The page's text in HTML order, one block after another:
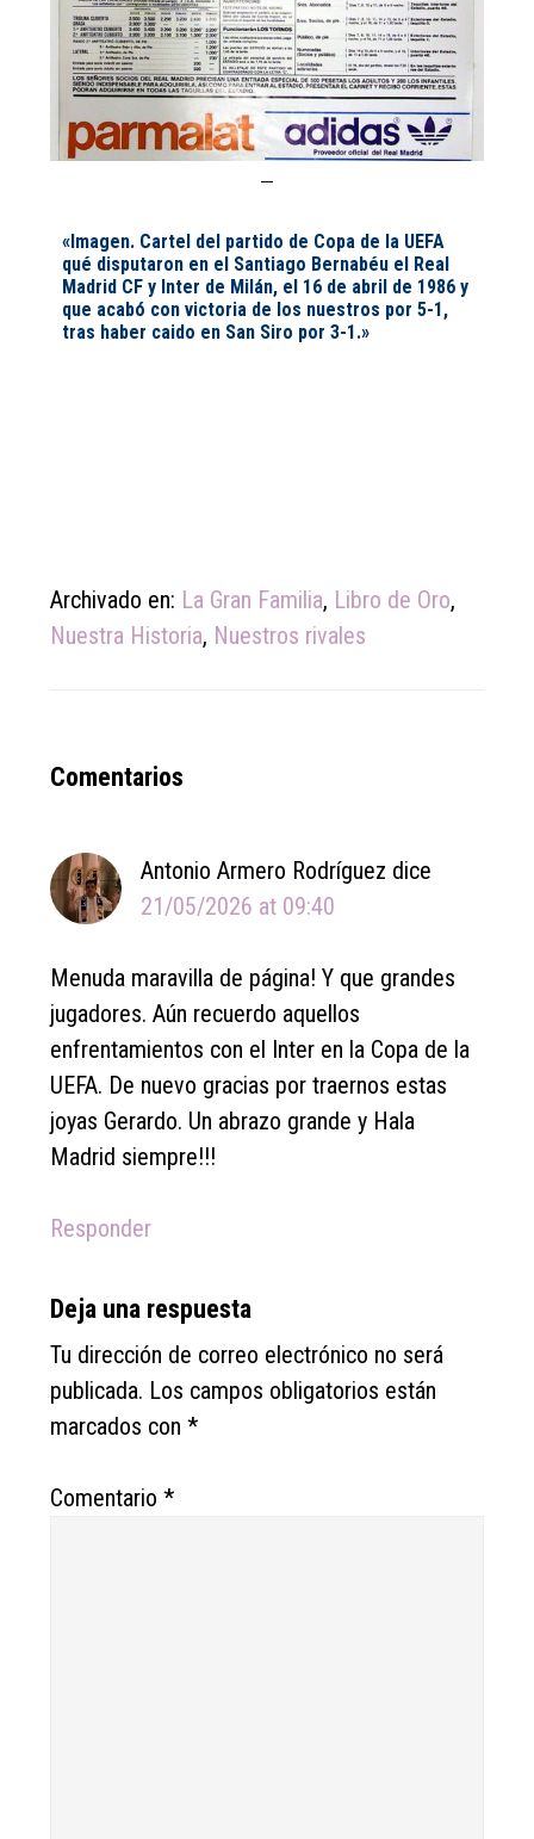
«Imagen. Cartel del partido de Copa de la UEFA
qué disputaron en el Santiago Bernabéu el Real
Madrid CF y Inter de Milán, el 16 de abril de 1986 y
que acabó con victoria de los nuestros por 5-1,
tras haber caido en San Siro por 3-1.»
Archivado en: La Gran Familia, Libro de Oro,
Nuestra Historia, Nuestros rivales
Reader
Comentarios
Antonio Armero Rodríguez dice
21/05/2026 at 09:40
Menuda maravilla de página! Y que grandes
jugadores. Aún recuerdo aquellos
enfrentamientos con el Inter en la Copa de la
UEFA. De nuevo gracias por traernos estas
joyas Gerardo. Un abrazo grande y Hala
Madrid siempre!!!
Responder
Deja una respuesta
Tu dirección de correo electrónico no será
publicada. Los campos obligatorios están
marcados con*
Comentario*